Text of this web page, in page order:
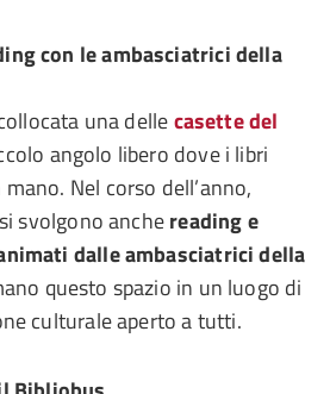
con le ambasciatrici della
una dellecasette del
angolo libero dove i libri
Nel corso dell’anno,
svolgono anchereading e
dalle ambasciatrici della
questo spazio in un luogo di
culturale aperto a tutti.